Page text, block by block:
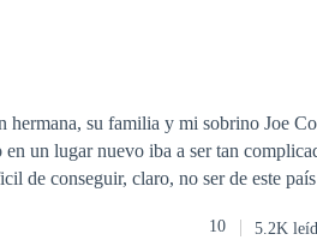
su familia y mi sobrino Joe Cooper. Mi
un lugar nuevo iba a ser tan
de conseguir, claro, no ser de este
dentro, cada cosa, lugar o situación se
10 5.2K